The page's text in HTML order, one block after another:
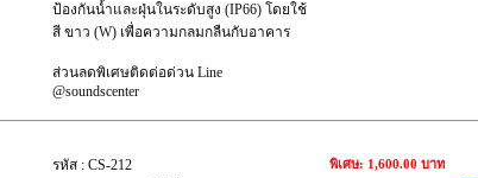
ป้องกันน้ำและฝุ่นในระดับสูง (IP66) โดยใช้
สี ขาว (W) เพื่อความกลมกลืนกับอาคาร
ส่วนลดพิเศษติดต่อด่วน Line
@soundscenter
รหัส : CS-212
พิเศษ: 1,600.00 บาท